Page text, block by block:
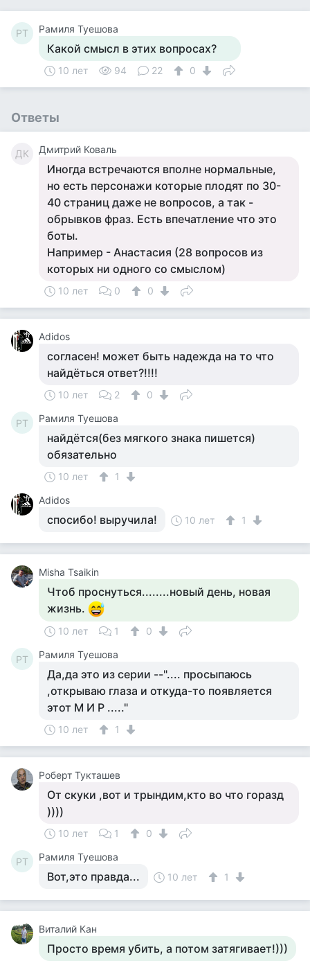
РТ Рамиля Туешова
Какой смысл в этих вопросах?
10 лет 94 22 0
Ответы
ДК Дмитрий Коваль
Иногда встречаются вполне нормальные,
но есть персонажи которые плодят по 30-
40 страниц даже не вопросов, а так -
обрывков фраз. Есть впечатление что это
боты.
Например - Анастасия (28 вопросов из
которых ни одного со смыслом)
10 лет 0 0
Adidos
согласен! может быть надежда на то что
найдёться ответ?!!!!
10 лет 2 0
РТ Рамиля Туешова
найдётся(без мягкого знака пишется)
обязательно
10 лет
1
Adidos
спосибо! выручила! 10 лет 1
Misha Tsaikin
Чтоб проснуться........новый день, новая
жизнь.
10 лет 1 0
РТ Рамиля Туешова
Да,да это из серии --".... просыпаюсь
,открываю глаза и откуда-то появляется
этот М И Р ....."
10 лет 1
Роберт Тукташев
От скуки ,вот и трындим,кто во что горазд
))))
10 лет 1 0
РТ Рамиля Туешова
Вот,это правда... 10 лет 1
Виталий Кан
Просто время убить, а потом затягивает!)))